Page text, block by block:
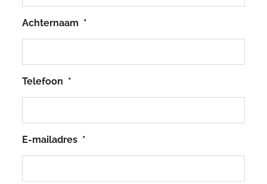
Achternaam *
Telefoon *
E-mailadres *